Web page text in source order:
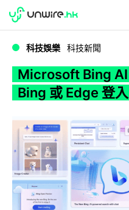
WWDC 2026
科技娛樂 科技新聞
Microsoft Bing AI
Bing 或 Edge 登